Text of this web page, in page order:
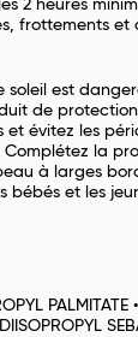
2 heures
frottements et
est
de
et évitez les
Complétez la
à larges
bébés et les
PALMITATE